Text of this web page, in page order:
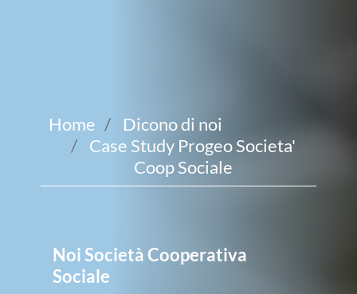
Home
Dicono di noi
Case Study Progeo Societa'
Coop Sociale
Noi Società Cooperativa
Sociale